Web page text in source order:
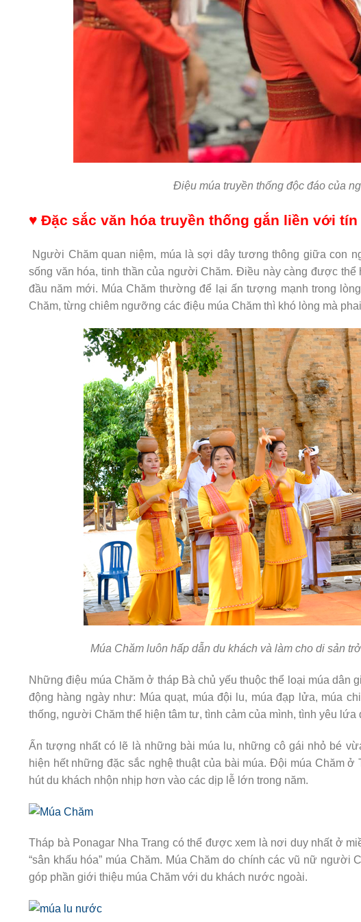
Điệu múa truyền thống độc đáo của
♥ Đặc sắc văn hóa truyền thống gắn liền với
Người Chăm quan niệm, múa là sợi dây tương thông giữa con
sống văn hóa, tinh thần của người Chăm. Điều này càng được
đầu năm mới. Múa Chăm thường để lại ấn tượng mạnh trong
Chăm, từng chiêm ngưỡng các điệu múa Chăm thì khó lòng mà
Múa Chăm luôn hấp dẫn du khách và làm cho di sản
Những điệu múa Chăm ở tháp Bà chủ yếu thuộc thể loại múa dân
động hàng ngày như: Múa quạt, múa đội lu, múa đạp lửa, múa
thống, người Chăm thể hiện tâm tư, tình cảm của mình, tình yêu
Ấn tượng nhất có lẽ là những bài múa lu, những cô gái nhỏ bé
hiện hết những đặc sắc nghệ thuật của bài múa. Đội múa Chăm
hút du khách nhộn nhịp hơn vào các dịp lễ lớn trong năm.
Tháp bà Ponagar Nha Trang có thể được xem là nơi duy nhất ở
“sân khấu hóa” múa Chăm. Múa Chăm do chính các vũ nữ
góp phần giới thiệu múa Chăm với du khách nước ngoài.